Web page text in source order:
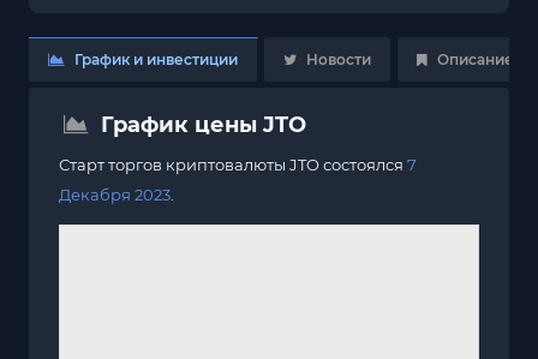
График и инвестиции Новости Описание
График цены JTO
Старт торгов криптовалюты JTO состоялся 7
Декабря 2023